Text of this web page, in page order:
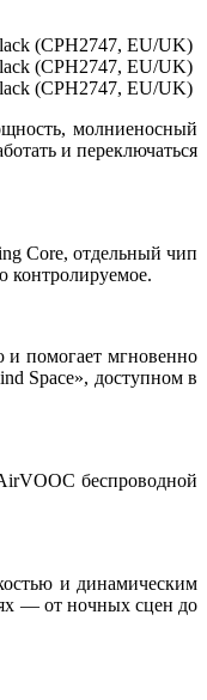
молниеносный
и переключаться
Core, отдельный чип
контролируемое.
и помогает мгновенно
Space», доступном в
беспроводной
и динамическим
— от ночных сцен до